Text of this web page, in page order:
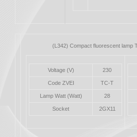
(L342) Compact fluorescent lamp
Voltage (V) 230
Code ZVEI TC-T
Lamp Watt (Watt) 28
Socket 2GX11